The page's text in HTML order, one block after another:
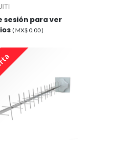
sesión para ver
( MX$ 0.00)